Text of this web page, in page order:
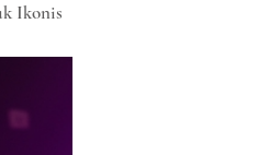
Ikonis